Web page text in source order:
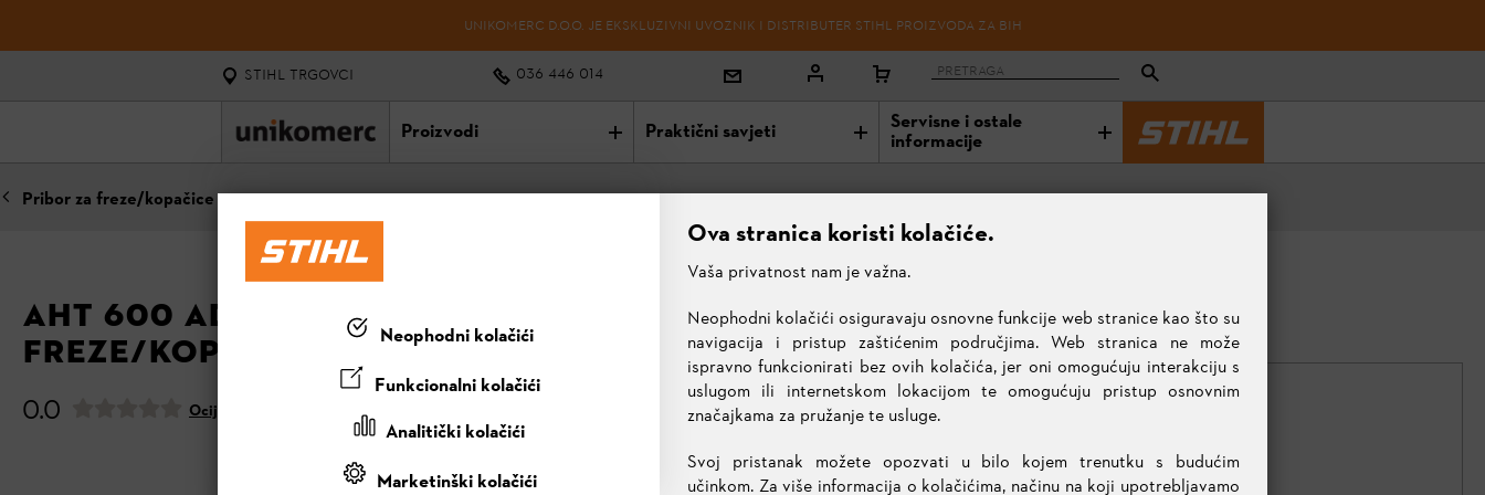
UNIKOMERC D.O.O. JE EKSKLUZIVNI UVOZNIK I DISTRIBUTER STIHL PROIZVODA ZA BIH
STIHL TRGOVCI 036 446 014
Proizvodi Praktični savjeti Servisne i ostale
informacije
Pribor za freze/kopačice
AHT 600 ADAPTER ZA TRANSPORT
FREZE/KOPAČICE (MH 600)
0.0 Ocijeni ovaj proizvod
AHT 600 ADAPTER
ZA TRANSPORT
FREZE/KOPAČICE
(MH 600)
107,70 KM
ODABRANI PROIZVOD
KOLIČINA
Neophodni kolačići
Funkcionalni kolačići
Analitički kolačići
Marketinški kolačići
Ova stranica koristi kolačiće.
Vaša privatnost nam je važna.
Neophodni kolačići osiguravaju osnovne funkcije web stranice kao što su
navigacija i pristup zaštićenim područjima. Web stranica ne može
ispravno funkcionirati bez ovih kolačića, jer oni omogućuju interakciju s
uslugom ili internetskom lokacijom te omogućuju pristup osnovnim
značajkama za pružanje te usluge.
Svoj pristanak možete opozvati u bilo kojem trenutku s budućim
učinkom. Za više informacija o kolačićima, načinu na koji upotrebljavamo